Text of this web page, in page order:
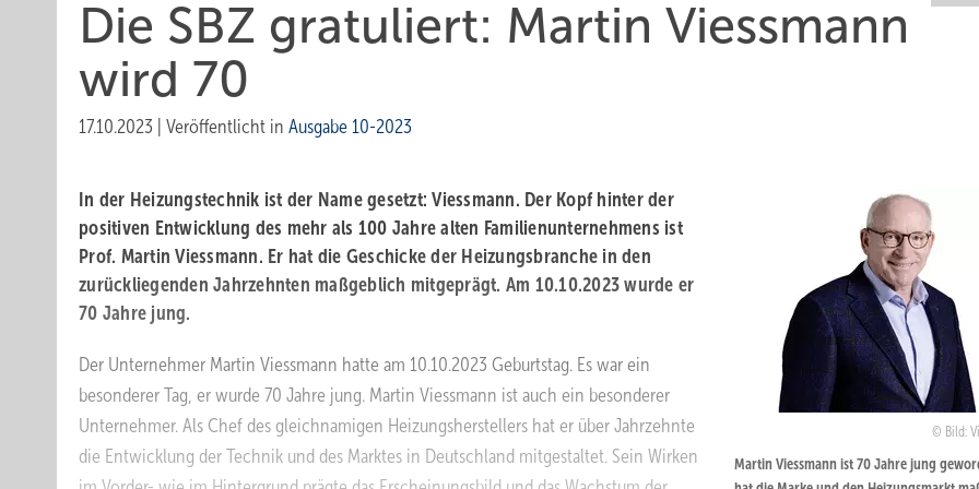
Die SBZ gratuliert: Martin Viessmann
wird 70
17.10.2023 Veröffentlicht in Ausgabe 10-2023
Bild:
Martin Viessmann ist 70 Jahre jung
In der Heizungstechnik ist der Name gesetzt: Viessmann. Der Kopf hinter der
positiven Entwicklung des mehr als 100 Jahre alten Familienunternehmens ist
Prof. Martin Viessmann. Er hat die Geschicke der Heizungsbranche in den
zurückliegenden Jahrzehnten maßgeblich mitgeprägt. Am 10.10.2023 wurde er
70 Jahre jung.
Der Unternehmer Martin Viessmann hatte am 10.10.2023 Geburtstag. Es war ein
besonderer Tag, er wurde 70 Jahre jung. Martin Viessmann ist auch ein besonderer
Unternehmer. Als Chef des gleichnamigen Heizungsherstellers hat er über Jahrzehnte
die Entwicklung der Technik und des Marktes in Deutschland mitgestaltet. Sein Wirken